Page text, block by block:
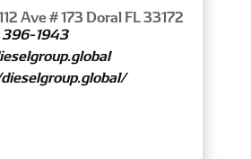
Ave # 173 Doral FL 33172
396-1943